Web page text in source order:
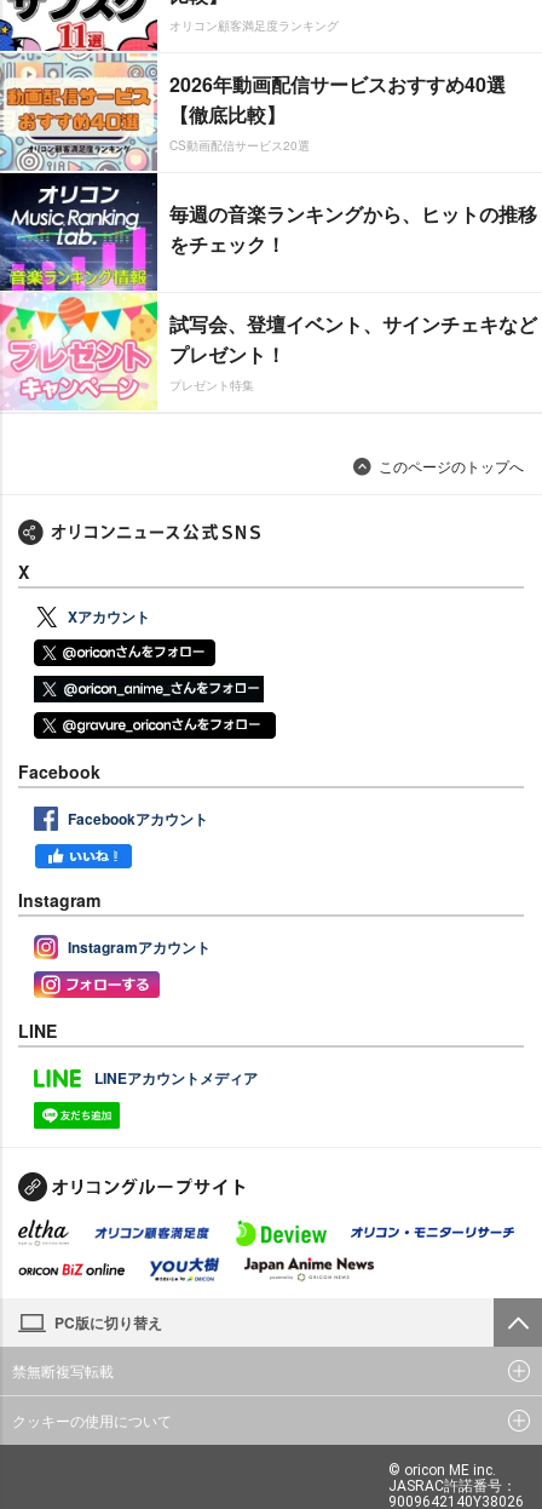
オリコン顧客満足度ランキング
2026年動画配信サービスおすすめ40選
【徹底比較】
CS動画配信サービス20選
毎週の音楽ランキングから、ヒットの推移
をチェック！
試写会、登壇イベント、サインチェキなど
プレゼント！
プレゼント特集
このページのトップへ
X
Xアカウント
Facebook
Facebookアカウント
Instagram
Instagramアカウント
LINE
LINEアカウントメディア
PC版に切り替え
禁無断複写転載
クッキーの使用について
© oricon ME inc.
JASRAC許諾番号：
9009642140Y38026